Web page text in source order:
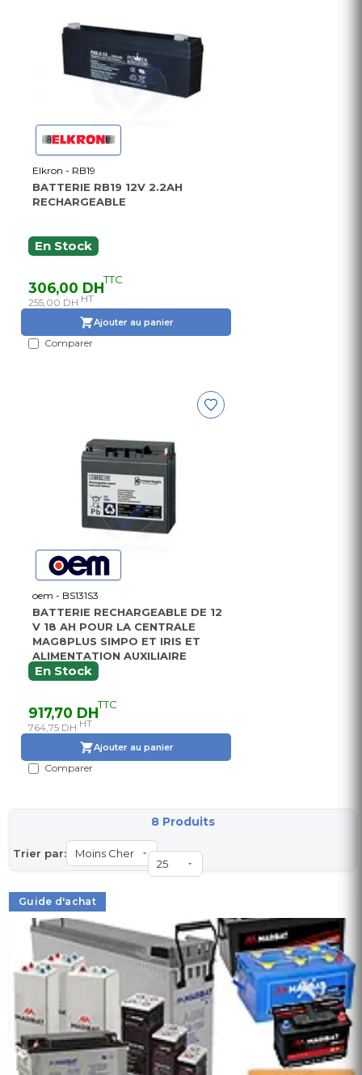
Elkron - RB19
BATTERIE RB19 12V 2.2AH
RECHARGEABLE
En Stock
306,00 DHTTC
255,00 DH HT
Ajouter au panier
Comparer
oem - BS131S3
BATTERIE RECHARGEABLE DE 12
V 18 AH POUR LA CENTRALE
MAG8PLUS SIMPO ET IRIS ET
ALIMENTATION AUXILIAIRE
En Stock
917,70 DHTTC
764,75 DH HT
Ajouter au panier
Comparer
Trier par:
8 Produits
Guide d'achat